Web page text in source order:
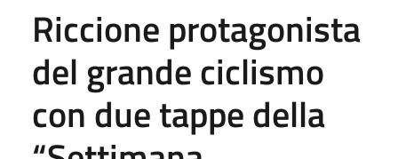
Riccione protagonista
del grande ciclismo
con due tappe della